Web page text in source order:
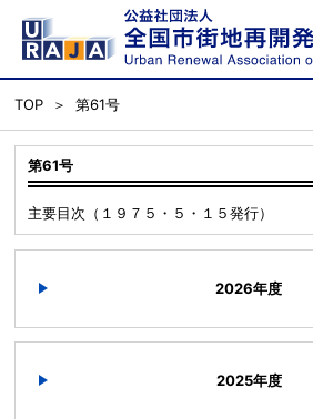
TOP 第61号
第61号
主要目次（１９７５・５・１５発行）
2026年度
2025年度